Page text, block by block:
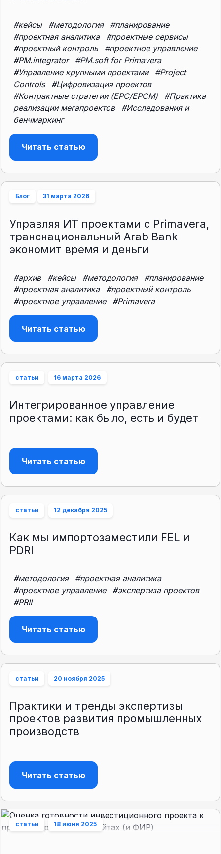
#кейсы #методология
#планирование
#проектная аналитика
#проектные сервисы
#проектный контроль
#проектное управление
#PM.integrator
#PM.soft for Primavera
#Управление крупными проектами
#Project
Controls
#Цифровизация проектов
#Контрактные стратегии (EPC/EPCM)
#Практика
реализации мегапроектов
#Исследования и
бенчмаркинг
Читать статью
Блог 31 марта 2026
Управляя ИТ проектами с Primavera,
транснациональный Arab Bank
экономит время и деньги
#архив #кейсы #методология
#планирование
#проектная аналитика
#проектный контроль
#проектное управление
#Primavera
Читать статью
статьи 16 марта 2026
Интегрированное управление
проектами: как было, есть и будет
Читать статью
статьи 12 декабря 2025
Как мы импортозаместили FEL и
PDRI
#методология
#проектная аналитика
#проектное управление
#экспертиза проектов
#PRII
Читать статью
статьи 20 ноября 2025
Практики и тренды экспертизы
проектов развития промышленных
производств
Читать статью
статьи 18 июня 2025